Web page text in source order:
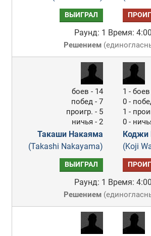
ВЫИГРАЛ
Раунд: 1 Время: 4:00
Решением(
боев - 14
побед - 7
проигр. - 5
ничья - 2
Такаши Накаяма
(Takashi Nakayama)
1 - боев
0 -
1 -
0 -
Коджи
(Koji
ВЫИГРАЛ
Раунд: 1 Время: 4:00
Решением(